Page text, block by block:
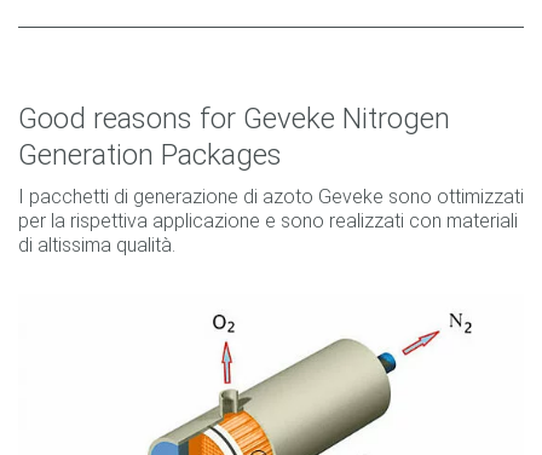
Good reasons for Geveke Nitrogen
Generation Packages
I pacchetti di generazione di azoto Geveke sono ottimizzati
per la rispettiva applicazione e sono realizzati con materiali
di altissima qualità.